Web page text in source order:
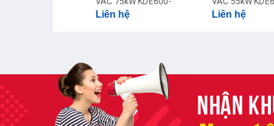
075GT2
Liên hệ
055GT2
Liên hệ